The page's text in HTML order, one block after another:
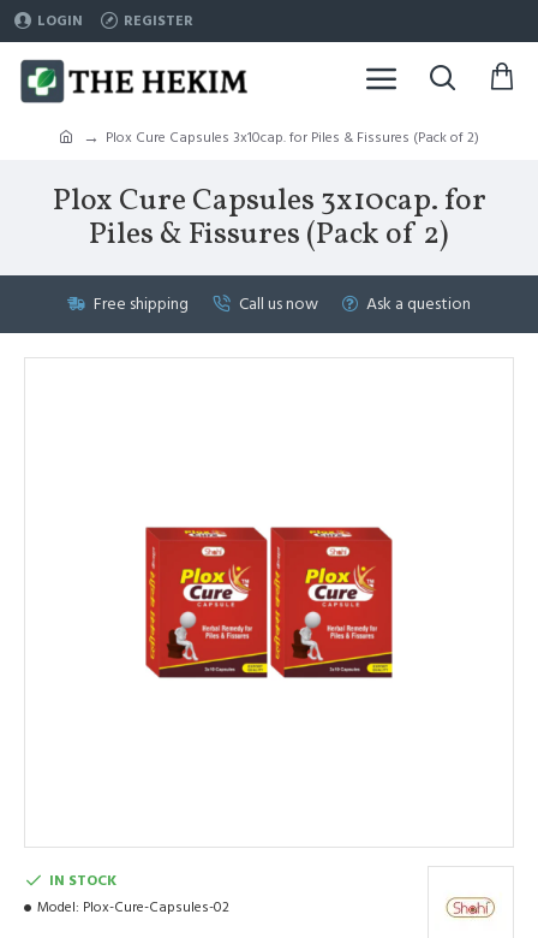
LOGIN REGISTER
Plox Cure Capsules 3x10cap. for Piles & Fissures (Pack of 2)
Plox Cure Capsules 3x10cap. for
Piles & Fissures (Pack of 2)
Free shipping Call us now Ask a question
IN STOCK
Model: Plox-Cure-Capsules-02